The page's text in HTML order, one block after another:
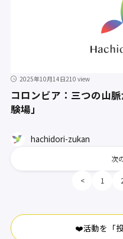
2025年10月14日210 view
コロンビア：三つの山
験場」
hachidori-zukan
次
< 1
❤️活動を「